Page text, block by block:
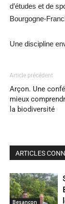
d’études et de
Bourgogne-
Une discipline
Article précédent
Arçon. Une
mieux
la biodiversité
ARTICLES
Besançon